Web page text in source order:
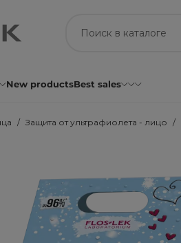
New productsBest sales
Защита от ультрафиолета - лицо